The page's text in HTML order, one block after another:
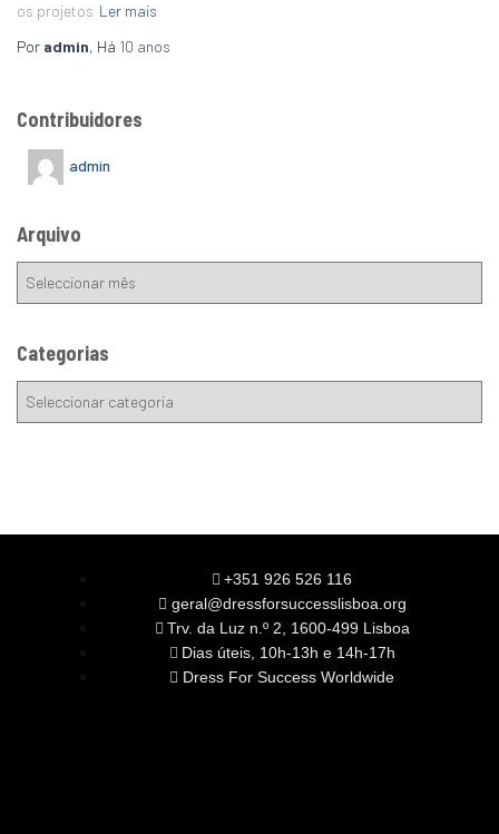
os projetos Ler mais
Por admin, Há 10 anos
Contribuidores
admin
Arquivo
Categorias
+351 926 526 116
geral@dressforsuccesslisboa.org
Trv. da Luz n.º 2, 1600-499 Lisboa
Dias úteis, 10h-13h e 14h-17h
Dress For Success Worldwide